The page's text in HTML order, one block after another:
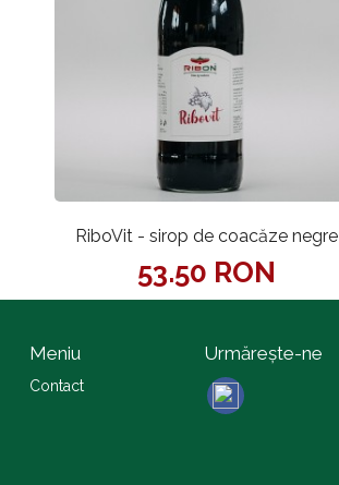
RiboVit - sirop de coacăze negre
53.50 RON
Meniu
Contact
Urmăreşte-ne